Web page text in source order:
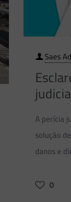
Saes
A perícia
solução
danos e
0